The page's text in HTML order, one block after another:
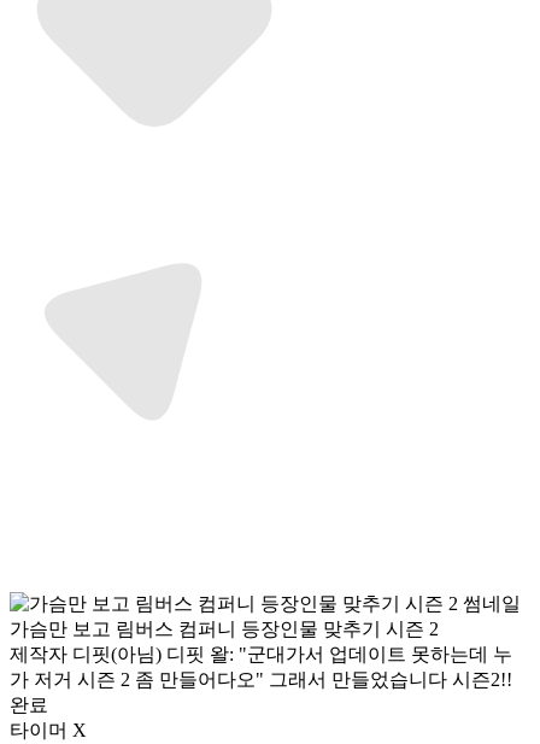
가슴만 보고 림버스 컴퍼니 등장인물 맞추기 시즌 2
제작자 디핏(아님) 디핏 왈: "군대가서 업데이트 못하는데 누
가 저거 시즌 2 좀 만들어다오" 그래서 만들었습니다 시즌2!!
완료
타이머 X